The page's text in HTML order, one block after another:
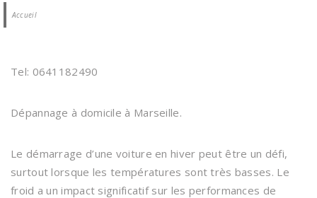
Accueil
Tel: 0641182490
Dépannage à domicile à Marseille.
Le démarrage d’une voiture en hiver peut être un défi,
surtout lorsque les températures sont très basses. Le
froid a un impact significatif sur les performances de